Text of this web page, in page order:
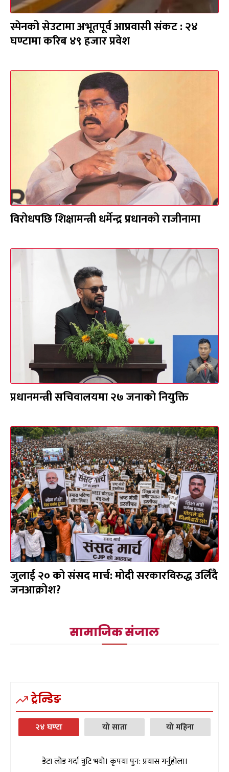
स्पेनको सेउटामा अभूतपूर्व आप्रवासी संकट : २४
घण्टामा करिब ४९ हजार प्रवेश
विरोधपछि शिक्षामन्त्री धर्मेन्द्र प्रधानको राजीनामा
प्रधानमन्त्री सचिवालयमा २७ जनाको नियुक्ति
जुलाई २० को संसद मार्च: मोदी सरकारविरुद्ध उर्लिंदै
जनआक्रोश?
सामाजिक संजाल
ट्रेन्डिङ
२४ घण्टा यो साता यो महिना
डेटा लोड गर्दा त्रुटि भयो। कृपया पुन: प्रयास गर्नुहोला।